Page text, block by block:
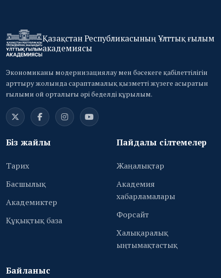
Қазақстан Республикасының Ұлттық ғылым
академиясы
Экономиканы модернизациялау мен бәсекеге қабілеттілігін
арттыру жолында сараптамалық қызметті жүзеге асыратын
ғылыми ой орталығы әрі беделді құрылым.
Біз жайлы
Тарих
Басшылық
Академиктер
Құқықтық база
Пайдалы сілтемелер
Жаңалықтар
Академия
хабарламалары
Форсайт
Халықаралық
ыңтымақтастық
Байланыс